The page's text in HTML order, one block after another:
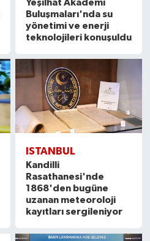
Yeşilhat Akademi
Buluşmaları'nda su
yönetimi ve enerji
teknolojileri konuşuldu
ISTANBUL
Kandilli
Rasathanesi'nde
1868'den bugüne
uzanan meteoroloji
kayıtları sergileniyor